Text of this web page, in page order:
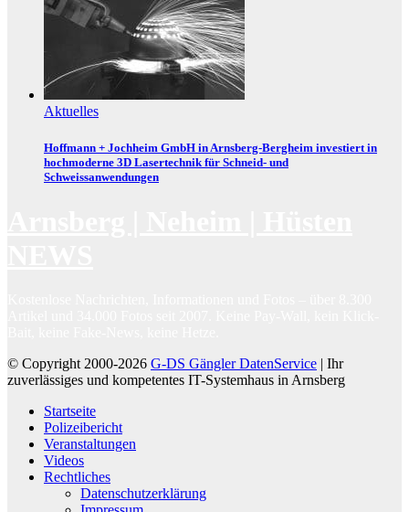
Aktuelles
Hoffmann + Jochheim GmbH in Arnsberg-Bergheim investiert in
hochmoderne 3D Lasertechnik für Schneid- und
Schweissanwendungen
© Copyright 2000-2026 G-DS Gängler DatenService | Ihr
zuverlässiges und kompetentes IT-Systemhaus in Arnsberg
Startseite
Polizeibericht
Veranstaltungen
Videos
Rechtliches
Datenschutzerklärung